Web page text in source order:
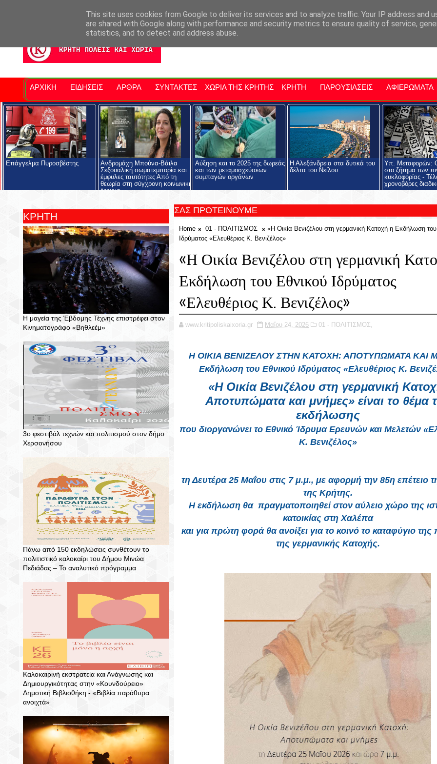
Νομός Λασιθίου Αγαπάμε Ρέθυμνο Επαρχία Μαλεβιζίου Εκδηλώσεις Στην Κρήτη Kriti Traveller
ΑΡΧΙΚΗ ΕΙΔΗΣΕΙΣ ΑΡΘΡΑ ΣΥΝΤΑΚΤΕΣ ΧΩΡΙΑ ΤΗΣ ΚΡΗΤΗΣ ΚΡΗΤΗ ΠΑΡΟΥΣΙΑΣΕΙΣ ΑΦΙΕΡΩΜΑΤΑ
Επάγγελμα Πυροσβέστης
Ανδρομάχη Μπούνα-Βάιλα
Σεξουαλική σωματεμπορία και
έμφυλες ταυτότητες Από τη
θεωρία στη σύγχρονη κοινωνική
έρευνα
Αύξηση και το 2025 της δωρεάς
και των μεταμοσχεύσεων
συμπαγών οργάνων
Η Αλεξάνδρεια στα δυτικά του
δέλτα του Νείλου
Υπ. Μεταφορών:
στο ζήτημα των
κυκλοφορίας -
χρονοβόρες
ΚΡΗΤΗ
Η μαγεία της Έβδομης Τέχνης επιστρέφει στον
Κινηματογράφο «Βηθλεέμ»
3ο φεστιβάλ τεχνών και πολιτισμού στον δήμο
Χερσονήσου
Πάνω από 150 εκδηλώσεις συνθέτουν το
πολιτιστικό καλοκαίρι του Δήμου Μινώα
Πεδιάδας – To αναλυτικό πρόγραμμα
Καλοκαιρινή εκστρατεία και Ανάγνωσης και
Δημιουργικότητας στην «Κουνδούρειο»
Δημοτική Βιβλιοθήκη - «Βιβλία παράθυρα
ανοιχτά»
ΣΑΣ ΠΡΟΤΕΙΝΟΥΜΕ
Home 01 - ΠΟΛΙΤΙΣΜΟΣ
«Η Οικία Βενιζέλου στη γερμανική Κατοχή η Εκδήλωση
Ιδρύματος «Ελευθέριος Κ. Βενιζέλος»
«Η Οικία Βενιζέλου στη γερμανική
Εκδήλωση του Εθνικού Ιδρύματος
«Ελευθέριος Κ. Βενιζέλος»
www.kritipoliskaixoria.gr Μαΐου 24, 2026 01 - ΠΟΛΙΤΙΣΜΟΣ,
Η ΟΙΚΙΑ ΒΕΝΙΖΕΛΟΥ ΣΤΗΝ ΚΑΤΟΧΗ: ΑΠΟΤΥΠΩΜΑΤΑ ΚΑΙ
Εκδήλωση του Εθνικού Ιδρύματος «Ελευθέριος Κ.
«Η Οικία Βενιζέλου στη γερμανική
Αποτυπώματα και μνήμες» είναι το θέμα
εκδήλωσης
που διοργανώνει το Εθνικό Ίδρυμα Ερευνών και Μελετών
Κ. Βενιζέλος»
τη Δευτέρα 25 Μαΐου στις 7 μ.μ., με αφορμή την 85η επέτειο
της Κρήτης.
Η εκδήλωση θα πραγματοποιηθεί στον αύλειο χώρο της
κατοικίας στη Χαλέπα
και για πρώτη φορά θα ανοίξει για το κοινό το καταφύγιο της
της γερμανικής Κατοχής.
This site uses cookies from Google to deliver its services and to analyze traffic. Your IP address and
are shared with Google along with performance and security metrics to ensure quality of service,
statistics, and to detect and address abuse.